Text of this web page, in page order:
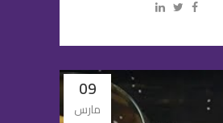
09
مارس